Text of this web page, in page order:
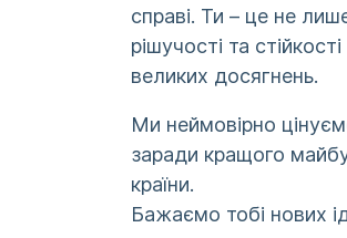
справі. Ти – це не
рішучості та
великих досягнень.
Ми неймовірно
заради кращого
країни.
Бажаємо тобі нових